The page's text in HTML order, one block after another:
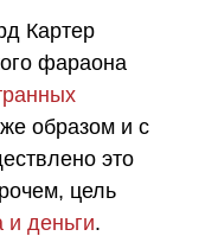
Картер
фараона
образом и с
это
цель
и деньги.